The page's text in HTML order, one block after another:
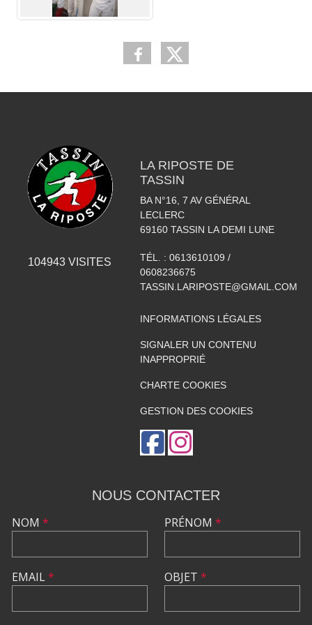
104943 VISITES
LA RIPOSTE DE
TASSIN
BA N°16, 7 AV GÉNÉRAL
LECLERC
69160 TASSIN LA DEMI LUNE
TÉL. : 0613610109 /
0608236675
TASSIN.LARIPOSTE@GMAIL.COM
INFORMATIONS LÉGALES
SIGNALER UN CONTENU
INAPPROPRIÉ
CHARTE COOKIES
GESTION DES COOKIES
NOUS CONTACTER
NOM *
EMAIL*
PRÉNOM *
OBJET *